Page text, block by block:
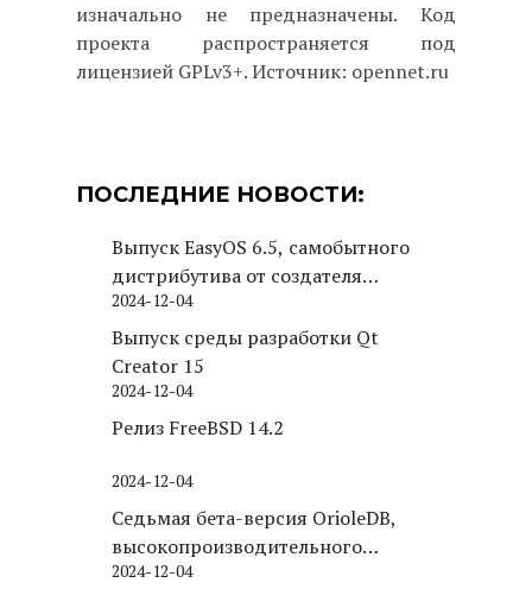
изначально не предназначены. Код
проекта распространяется под
лицензией GPLv3+. Источник: opennet.ru
ПОСЛЕДНИЕ НОВОСТИ:
Выпуск EasyOS 6.5, самобытного
дистрибутива от создателя
Puppy Linux
2024-12-04
Выпуск среды разработки Qt
Creator 15
2024-12-04
Релиз FreeBSD 14.2
2024-12-04
Седьмая бета-версия OrioleDB,
высокопроизводительного
движка хранения для PostgreSQL
2024-12-04